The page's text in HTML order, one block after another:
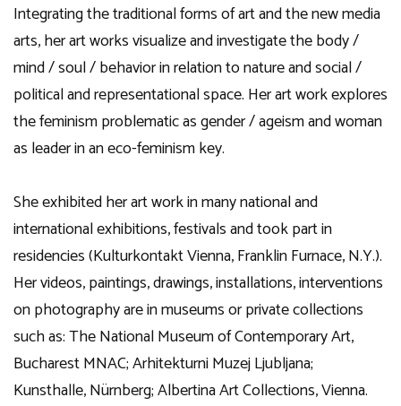
Integrating the traditional forms of art and the new media
arts, her art works visualize and investigate the body /
mind / soul / behavior in relation to nature and social /
political and representational space. Her art work explores
the feminism problematic as gender / ageism and woman
as leader in an eco-feminism key.
She exhibited her art work in many national and
international exhibitions, festivals and took part in
residencies (Kulturkontakt Vienna, Franklin Furnace, N.Y.).
Her videos, paintings, drawings, installations, interventions
on photography are in museums or private collections
such as: The National Museum of Contemporary Art,
Bucharest MNAC; Arhitekturni Muzej Ljubljana;
Kunsthalle, Nürnberg; Albertina Art Collections, Vienna.